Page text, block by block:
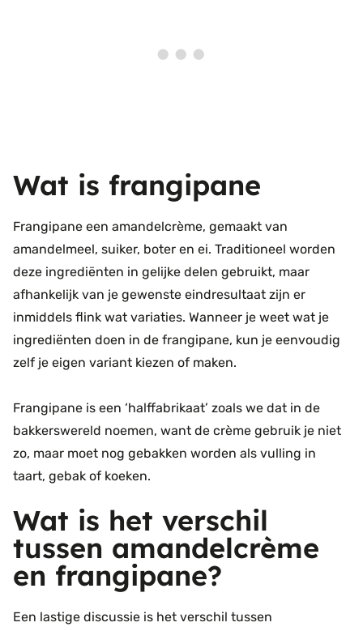
Wat is frangipane
Frangipane een amandelcrème, gemaakt van
amandelmeel, suiker, boter en ei. Traditioneel worden
deze ingrediënten in gelijke delen gebruikt, maar
afhankelijk van je gewenste eindresultaat zijn er
inmiddels flink wat variaties. Wanneer je weet wat je
ingrediënten doen in de frangipane, kun je eenvoudig
zelf je eigen variant kiezen of maken.
Frangipane is een ‘halffabrikaat’ zoals we dat in de
bakkerswereld noemen, want de crème gebruik je niet
zo, maar moet nog gebakken worden als vulling in
taart, gebak of koeken.
Wat is het verschil
tussen amandelcrème
en frangipane?
Een lastige discussie is het verschil tussen